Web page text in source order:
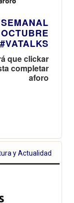
#VATALKS
que clickar
completar
aforo
y Actualidad